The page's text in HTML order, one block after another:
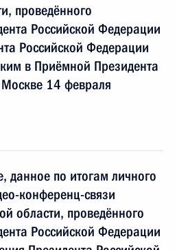
проведённого
Российской Федерации
Российской Федерации
в Приёмной Президента
14 февраля
данное по итогам личного
конференц-связи
области, проведённого
Российской Федерации